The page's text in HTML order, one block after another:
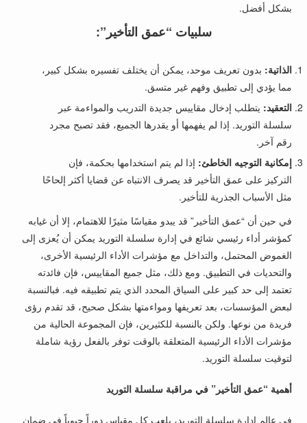
بشكل أفضل.
سلبيات “عمق التأخير”:
الذاتية: بدون تعريف موحد، يمكن أن يختلف تفسيره بشكل كبير،
مما يؤدي إلى تطبيق وفهم غير متسق.
التعقيد: يتطلب إدخال مقاييس جديدة التدريب والمواءمة عبر
سلسلة التوريد. إذا لم يفهمها أو يقدرها الجميع، فقد تصبح مجرد
رقم آخر.
إمكانية التوجيه الخاطئ: إذا لم يتم استخدامها بحكمة، فإن
التركيز على عمق التأخير قد يصرف الانتباه عن قضايا أكثر إلحاحًا
مثل الأسباب الجذرية للتأخير.
في حين أن “عمق التأخير” قد يبدو مقياسًا مثيرًا للاهتمام، إلا أن غيابه
كمؤشر أداء رئيسي شائع في إدارة سلسلة التوريد يمكن أن يُعزى إلى
الغموض المحتمل، والتداخل مع مؤشرات الأداء الرئيسية الأخرى،
والتحديات في التطبيق. ومع ذلك، مثل جميع المقاييس، فإن فائدته
تعتمد إلى حد كبير على السياق المحدد الذي يتم تطبيقه فيه. فبالنسبة
لبعض المؤسسات، بعد تعريفها ومواءمتها بشكل صحيح، قد تقدم رؤى
فريدة من نوعها. ولكن بالنسبة للكثيرين، فإن المجموعة الحالية من
مؤشرات الأداء الرئيسية المتعلقة بالوقت توفر بالفعل رؤية شاملة
لتوقيت سلسلة التوريد.
أهمية “عمق التأخير” في مراقبة سلسلة التوريد
في عالم إدارة سلسلة التوريد، يلعب كل مقياس دوراً حيوياً في ضمان